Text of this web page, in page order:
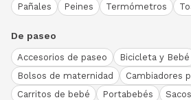
Pañales
Peines Termómetros
De paseo
Accesorios de paseo
Bicicleta y Bebé
Bolsos de maternidad
Cambiadores
Carritos de bebé
Portabebés Sacos